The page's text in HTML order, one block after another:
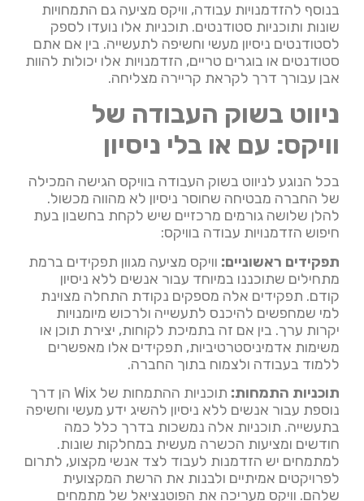
בנוסף להזדמנויות עבודה, וויקס מציעה גם התמחויות
שונות ותוכניות סטודנטים. תוכניות אלו נועדו לספק
לסטודנטים ניסיון מעשי וחשיפה לתעשייה. בין אם אתם
סטודנטים או בוגרים טריים, הזדמנויות אלו יכולות להוות
אבן עבורך דרך לקראת קריירה מצליחה.
ניווט בשוק העבודה של
וויקס: עם או בלי ניסיון
בכל הנוגע לניווט בשוק העבודה בוויקס הגישה המכילה
של החברה מבטיחה שחוסר ניסיון לא מהווה מכשול.
להלן שלושה גורמים מרכזיים שיש לקחת בחשבון בעת
חיפוש הזדמנויות עבודה בוויקס:
תפקידים ראשוניים: וויקס מציעה מגוון תפקידים ברמת
מתחילים שתוכננו במיוחד עבור אנשים ללא ניסיון
קודם. תפקידים אלה מספקים נקודת התחלה מצוינת
למי שמחפשים להיכנס לתעשייה ולרכוש מיומנויות
יקרות ערך. בין אם זה בתמיכת לקוחות, יצירת תוכן או
משימות אדמיניסטרטיביות, תפקידים אלו מאפשרים
ללמוד בעבודה ולצמוח בתוך החברה.
תוכניות התמחות:
תוכניות ההתמחות של Wix הן דרך
נוספת עבור אנשים ללא ניסיון להשיג ידע מעשי וחשיפה
בתעשייה. תוכניות אלה נמשכות בדרך כלל כמה
חודשים ומציעות הכשרה מעשית במחלקות שונות.
למתמחים יש הזדמנות לעבוד לצד אנשי מקצוע, לתרום
לפרויקטים אמיתיים ולבנות את הרשת המקצועית
שלהם. וויקס מעריכה את הפוטנציאל של מתמחים